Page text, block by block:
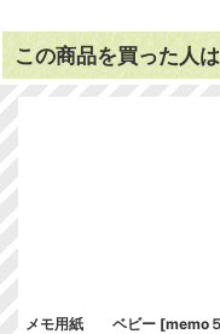
この商品を買った人
メモ用紙 ベビー [memo５